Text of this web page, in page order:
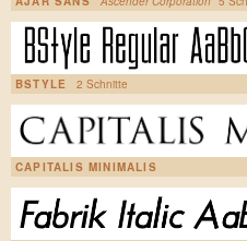
BSTYLE 2 Schnitte
CAPITALIS MINIMALIS